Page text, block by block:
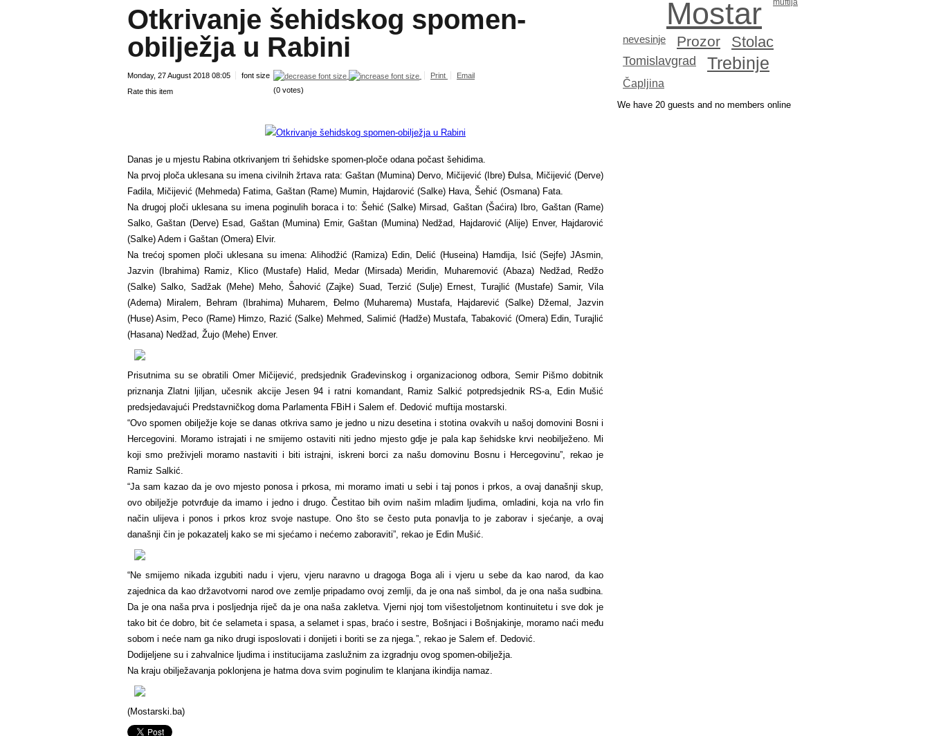
Otkrivanje šehidskog spomen-
obilježja u Rabini
Monday, 27 August 2018 08:05 font size Print
Email
Rate this item
(0 votes)
Danas je u mjestu Rabina otkrivanjem tri šehidske spomen-ploče odana počast šehidima.
Na prvoj ploča uklesana su imena civilnih žrtava rata: Gaštan (Mumina) Dervo, Mičijević (Ibre) Đulsa, Mičijević (Derve)
Fadila, Mičijević (Mehmeda) Fatima, Gaštan (Rame) Mumin, Hajdarović (Salke) Hava, Šehić (Osmana) Fata.
Na drugoj ploči uklesana su imena poginulih boraca i to: Šehić (Salke) Mirsad, Gaštan (Šaćira) Ibro, Gaštan (Rame)
Salko, Gaštan (Derve) Esad, Gaštan (Mumina) Emir, Gaštan (Mumina) Nedžad, Hajdarović (Alije) Enver, Hajdarović
(Salke) Adem i Gaštan (Omera) Elvir.
Na trećoj spomen ploči uklesana su imena: Alihodžić (Ramiza) Edin, Delić (Huseina) Hamdija, Isić (Sejfe) JAsmin,
Jazvin (Ibrahima) Ramiz, Klico (Mustafe) Halid, Medar (Mirsada) Meridin, Muharemović (Abaza) Nedžad, Redžo
(Salke) Salko, Sadžak (Mehe) Meho, Šahović (Zajke) Suad, Terzić (Sulje) Ernest, Turajlić (Mustafe) Samir, Vila
(Adema) Miralem, Behram (Ibrahima) Muharem, Đelmo (Muharema) Mustafa, Hajdarević (Salke) Džemal, Jazvin
(Huse) Asim, Peco (Rame) Himzo, Razić (Salke) Mehmed, Salimić (Hadže) Mustafa, Tabaković (Omera) Edin, Turajlić
(Hasana) Nedžad, Žujo (Mehe) Enver.
Prisutnima su se obratili Omer Mičijević, predsjednik Građevinskog i organizacionog odbora, Semir Pišmo dobitnik
priznanja Zlatni ljiljan, učesnik akcije Jesen 94 i ratni komandant, Ramiz Salkić potpredsjednik RS-a, Edin Mušić
predsjedavajući Predstavničkog doma Parlamenta FBiH i Salem ef. Dedović muftija mostarski.
“Ovo spomen obilježje koje se danas otkriva samo je jedno u nizu desetina i stotina ovakvih u našoj domovini Bosni i
Hercegovini. Moramo istrajati i ne smijemo ostaviti niti jedno mjesto gdje je pala kap šehidske krvi neobilježeno. Mi
koji smo preživjeli moramo nastaviti i biti istrajni, iskreni borci za našu domovinu Bosnu i Hercegovinu”, rekao je
Ramiz Salkić.
“Ja sam kazao da je ovo mjesto ponosa i prkosa, mi moramo imati u sebi i taj ponos i prkos, a ovaj današnji skup,
ovo obilježje potvrđuje da imamo i jedno i drugo. Čestitao bih ovim našim mladim ljudima, omladini, koja na vrlo fin
način ulijeva i ponos i prkos kroz svoje nastupe. Ono što se često puta ponavlja to je zaborav i sjećanje, a ovaj
današnji čin je pokazatelj kako se mi sjećamo i nećemo zaboraviti”, rekao je Edin Mušić.
“Ne smijemo nikada izgubiti nadu i vjeru, vjeru naravno u dragoga Boga ali i vjeru u sebe da kao narod, da kao
zajednica da kao državotvorni narod ove zemlje pripadamo ovoj zemlji, da je ona naš simbol, da je ona naša sudbina.
Da je ona naša prva i posljednja riječ da je ona naša zakletva. Vjerni njoj tom višestoljetnom kontinuitetu i sve dok je
tako bit će dobro, bit će selameta i spasa, a selamet i spas, braćo i sestre, Bošnjaci i Bošnjakinje, moramo naći među
sobom i neće nam ga niko drugi isposlovati i donijeti i boriti se za njega.”, rekao je Salem ef. Dedović.
Dodijeljene su i zahvalnice ljudima i institucijama zaslužnim za izgradnju ovog spomen-obilježja.
Na kraju obilježavanja poklonjena je hatma dova svim poginulim te klanjana ikindija namaz.
(Mostarski.ba)
Mostar
nevesinje Prozor Stolac
Tomislavgrad Trebinje
Čapljina
We have 20 guests and no members online